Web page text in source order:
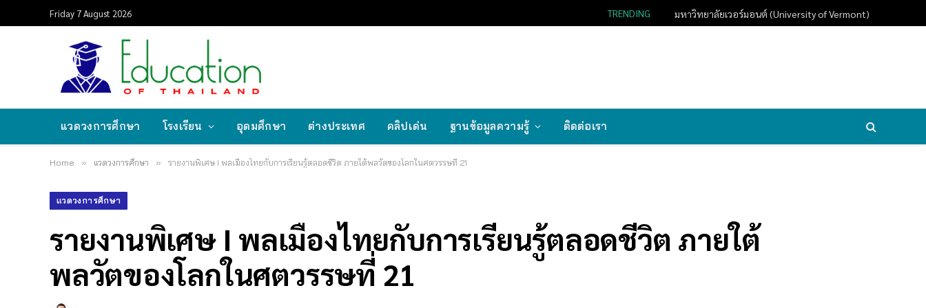
Friday 7 August 2026 TRENDING มหาวิทยาลัยเวอร์มอนต์ (University of Vermont)
แวดวงการศึกษา โรงเรียน อุดมศึกษา ต่างประเทศ คลิปเด่น ฐานข้อมูลความรู้ ติดต่อเรา
Home » แวดวงการศึกษา » รายงานพิเศษ I พลเมืองไทยกับการเรียนรู้ตลอดชีวิต ภายใต้พลวัตของโลกในศตวรรษที่ 21
แวดวงการศึกษา
รายงานพิเศษ I พลเมืองไทยกับการเรียนรู้ตลอดชีวิต ภายใต้
พลวัตของโลกในศตวรรษที่ 21